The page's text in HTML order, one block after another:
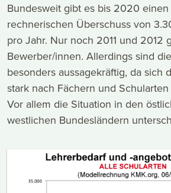
Bundesweit gibt es bis 2020
rechnerischen Überschuss von
pro Jahr. Nur noch 2011 und 2012
Bewerber/innen. Allerdings sind
besonders aussagekräftig, da sich
stark nach Fächern und
Vor allem die Situation in den
westlichen Bundesländern